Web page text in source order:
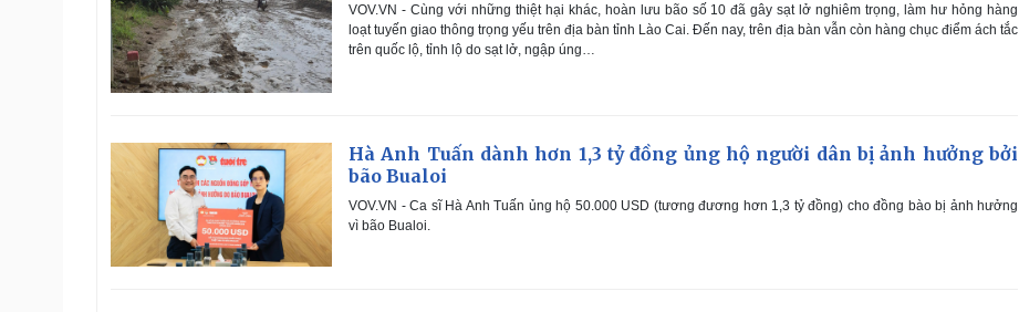
VOV.VN - Cùng với những thiệt hại khác, hoàn lưu bão số 10 đã gây sạt lở nghiêm trọng, làm hư hỏng hàng
loạt tuyến giao thông trọng yếu trên địa bàn tỉnh Lào Cai. Đến nay, trên địa bàn vẫn còn hàng chục điểm ách tắc
trên quốc lộ, tỉnh lộ do sạt lở, ngập úng…
Hà Anh Tuấn dành hơn 1,3 tỷ đồng ủng hộ người dân bị ảnh hưởng bởi
bão Bualoi
VOV.VN - Ca sĩ Hà Anh Tuấn ủng hộ 50.000 USD (tương đương hơn 1,3 tỷ đồng) cho đồng bào bị ảnh hưởng
vì bão Bualoi.